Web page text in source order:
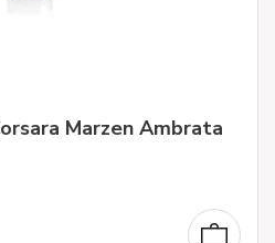
Marzen Ambrata